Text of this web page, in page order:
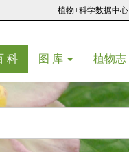
植物+科学数据中心
科(current)
图 库 植物志